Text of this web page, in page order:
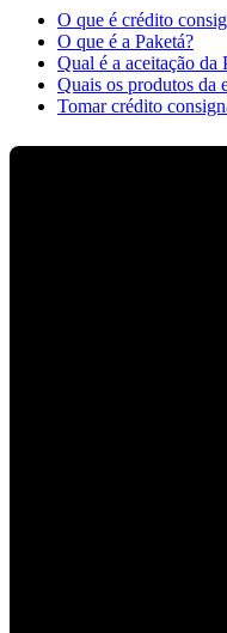
O que é crédito
O que é a Paketá?
Qual é a aceitação da
Quais os produtos da
Tomar crédito